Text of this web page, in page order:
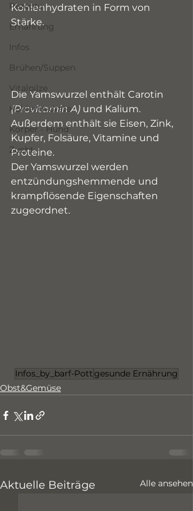
Rezepte
Ernährung
Infos
Brühen/Suppen
Vitalpilze
Kohlenhydrate
Körper - Hund
Zucht
Kohlenhydraten in Form von
Stärke.
Die Yamswurzel enthält Carotin
(Provitamin A) und Kalium.
Außerdem enthält sie Eisen, Zink,
Kupfer, Folsäure, Vitamine und
Proteine.
Der Yamswurzel werden
entzündungshemmende und
krampflösende Eigenschaften
zugeordnet.
Infos_by_barf-Pottgesunde Ernährung
Obst&Gemüse
Aktuelle Beiträge Alle ansehen